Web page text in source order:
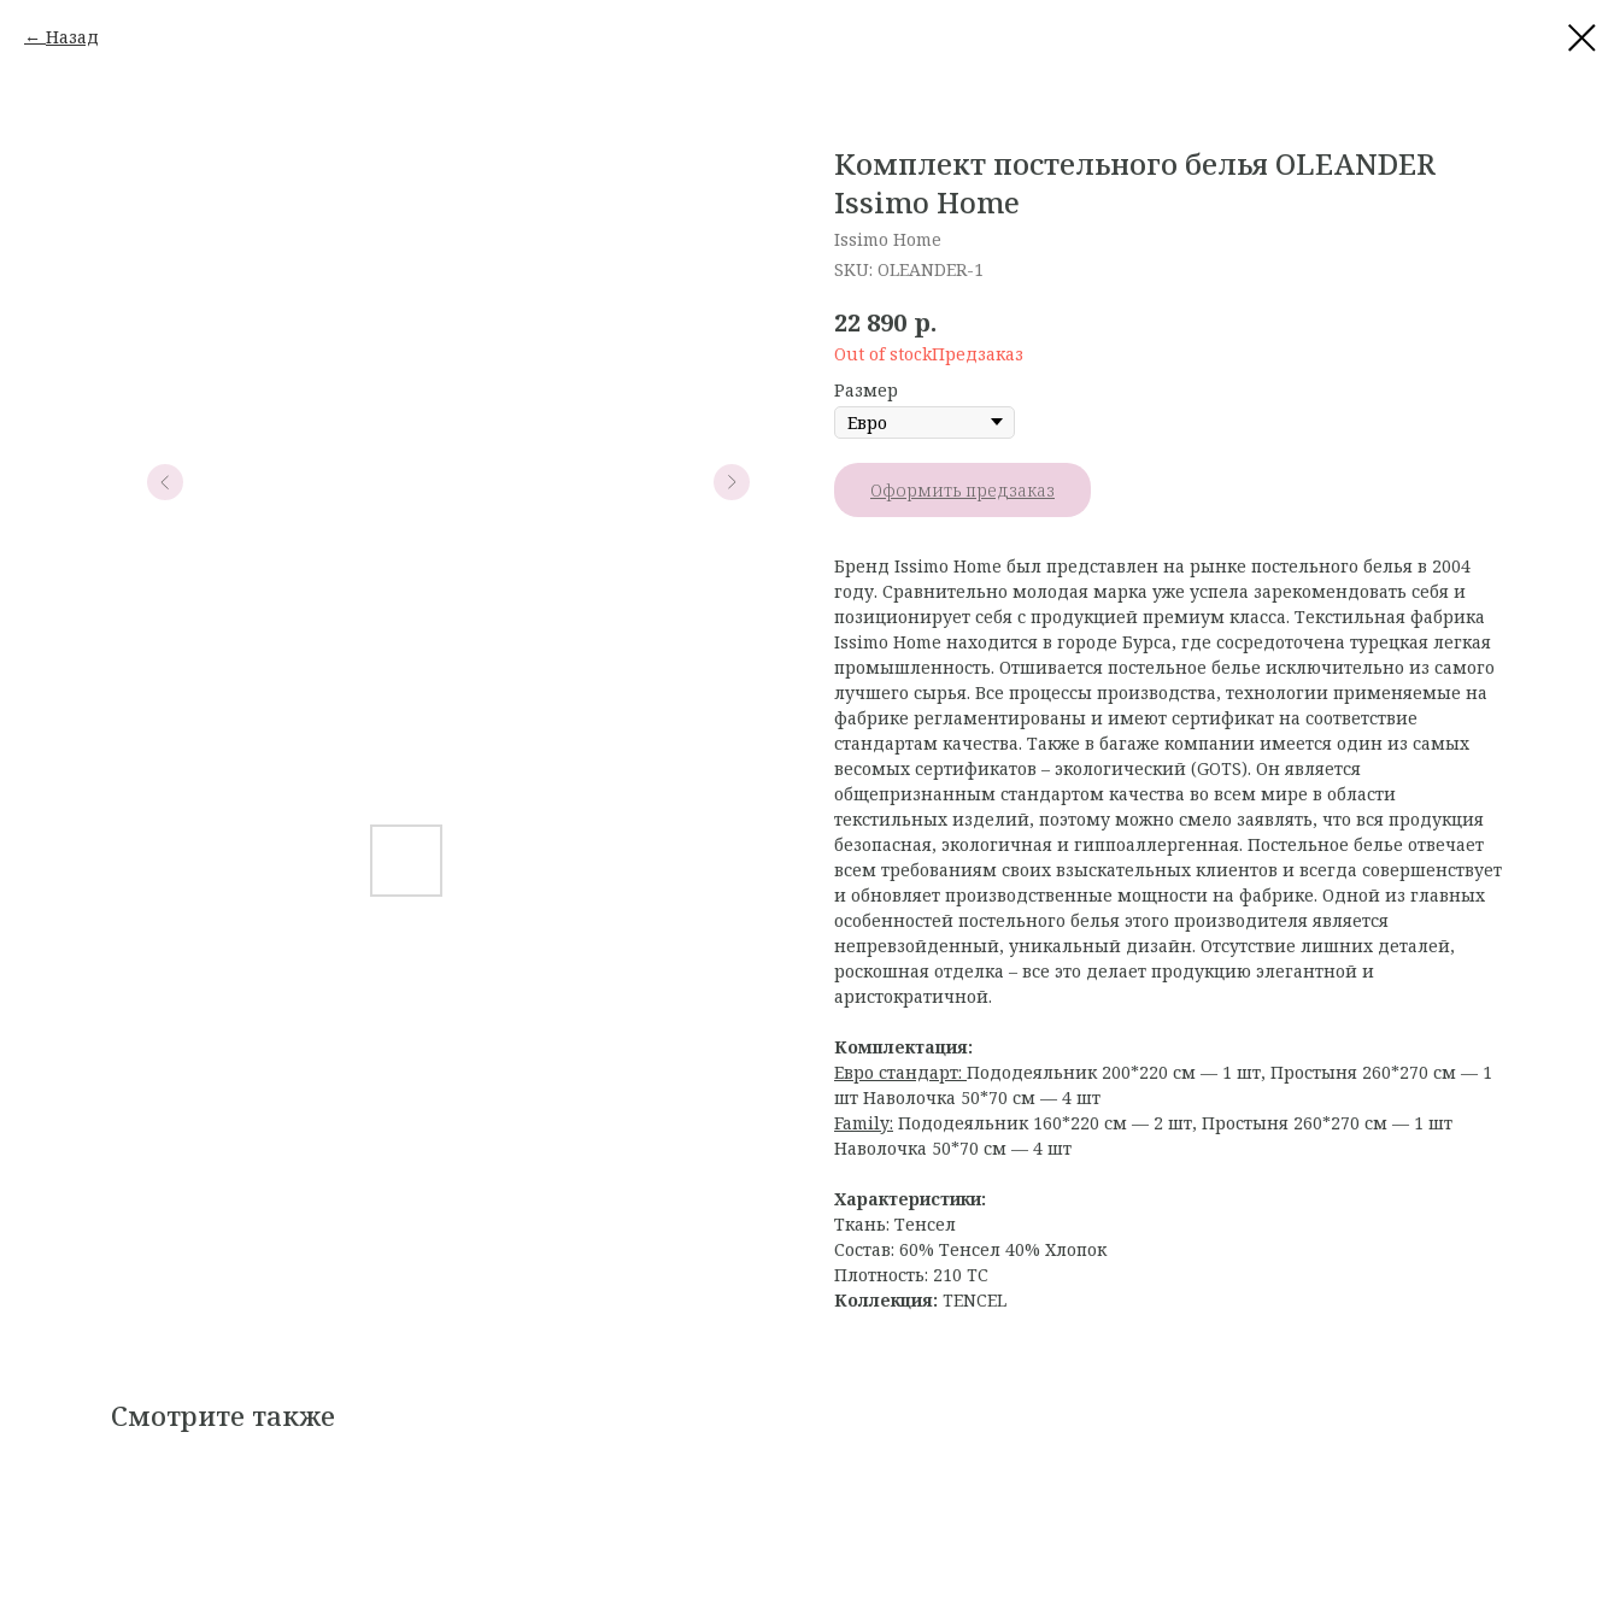
Назад
Комплект постельного белья OLEANDER
Issimo Home
Issimo Home
SKU: OLEANDER-1
22 890 р.
Out of stock
Размер
Оформить предзаказ
Бренд Issimo Home был представлен на рынке постельного белья в 2004
году. Сравнительно молодая марка уже успела зарекомендовать себя и
позиционирует себя с продукцией премиум класса. Текстильная фабрика
Issimo Home находится в городе Бурса, где сосредоточена турецкая легкая
промышленность. Отшивается постельное белье исключительно из самого
лучшего сырья. Все процессы производства, технологии применяемые на
фабрике регламентированы и имеют сертификат на соответствие
стандартам качества. Также в багаже компании имеется один из самых
весомых сертификатов – экологический (GOTS). Он является
общепризнанным стандартом качества во всем мире в области
текстильных изделий, поэтому можно смело заявлять, что вся продукция
безопасная, экологичная и гиппоаллергенная. Постельное белье отвечает
всем требованиям своих взыскательных клиентов и всегда совершенствует
и обновляет производственные мощности на фабрике. Одной из главных
особенностей постельного белья этого производителя является
непревзойденный, уникальный дизайн. Отсутствие лишних деталей,
роскошная отделка – все это делает продукцию элегантной и
аристократичной.
Комплектация:
Евро стандарт: Пододеяльник 200*220 см — 1 шт, Простыня 260*270 см — 1
шт Наволочка 50*70 см — 4 шт
Family: Пододеяльник 160*220 см — 2 шт, Простыня 260*270 см — 1 шт
Наволочка 50*70 см — 4 шт
Характеристики:
Ткань: Тенсел
Состав: 60% Тенсел 40% Хлопок
Плотность: 210 TC
Коллекция: TENCEL
Смотрите также